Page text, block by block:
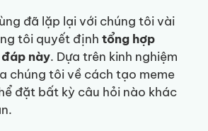
đã lặp lại với chúng tôi vài
tôi quyết định tổng hợp
này. Dựa trên kinh nghiệm
chúng tôi về cách tạo meme
đặt bất kỳ câu hỏi nào khác